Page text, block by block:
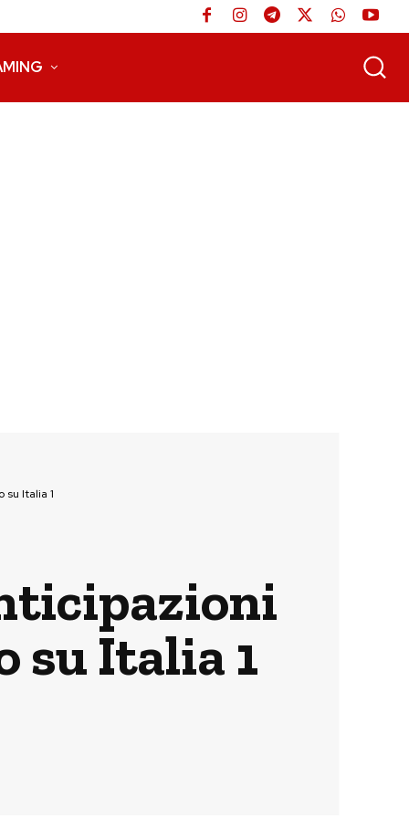
Italia 1
su Italia 1